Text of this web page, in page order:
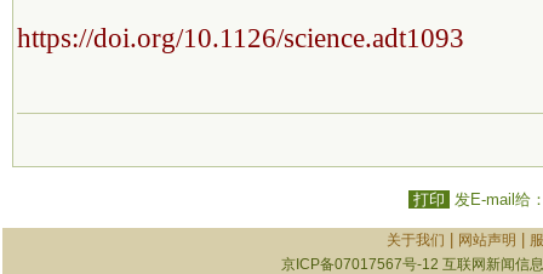
https://doi.org/10.1126/science.adt1093
打印 发E-mail给
关于我们 网站声明
京ICP备07017567号-12 互联网新闻信